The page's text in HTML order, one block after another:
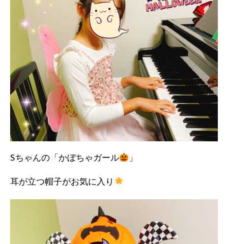
Sちゃんの「かぼちゃガール 」
耳が立つ帽子がお気に入り